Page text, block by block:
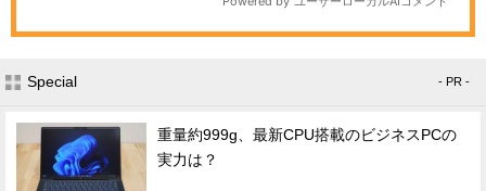
Special - PR -
重量約999g、最新CPU搭載のビジネスPCの
実力は？